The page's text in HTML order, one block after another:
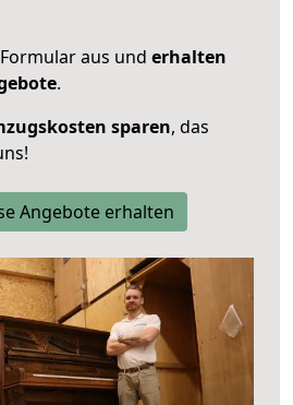
aus und erhalten
.
sparen, das
Angebote erhalten